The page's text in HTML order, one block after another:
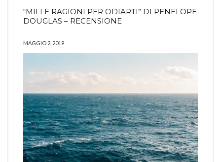
“MILLE RAGIONI PER ODIARTI” DI PENELOPE
DOUGLAS – RECENSIONE
MAGGIO 2, 2019